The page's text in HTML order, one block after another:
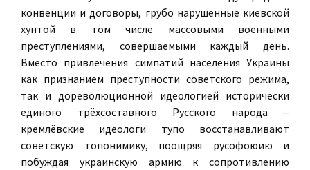
конвенции и договоры, грубо нарушенные киевской
хунтой в том числе массовыми военными
преступлениями, совершаемыми каждый день.
Вместо привлечения симпатий населения Украины
как признанием преступности советского режима,
так и дореволюционной идеологией исторически
единого трёхсоставного Русского народа ‒
кремлёвские идеологи тупо восстанавливают
советскую топонимику, поощряя русофоюию и
побуждая украинскую армию к сопротивлению